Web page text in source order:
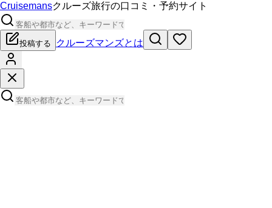
Cruisemansクルーズ旅行の口コミ・予約サイト
投稿する クルーズマンズとは